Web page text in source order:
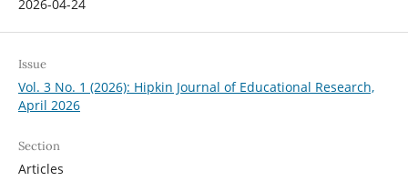
2026-04-24
Issue
Vol. 3 No. 1 (2026): Hipkin Journal of Educational Research,
April 2026
Section
Articles